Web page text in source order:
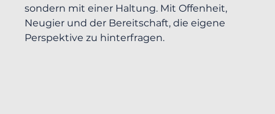
sondern mit einer Haltung. Mit Offenheit,
Neugier und der Bereitschaft, die eigene
Perspektive zu hinterfragen.